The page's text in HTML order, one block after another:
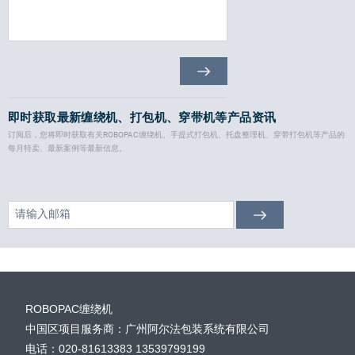
即时获取最新缠绕机、打包机、穿带机等产品资讯
订阅后，您将即时获取有关ROBOPAC缠绕机、手提式打包机、托盘整理机、穿带打包机等产品的
每月特卖、最新案例等最新信息。
ROBOPAC缠绕机
中国区项目服务商：广州阿尔法包装系统有限公司
电话：020-81613383 13539799199